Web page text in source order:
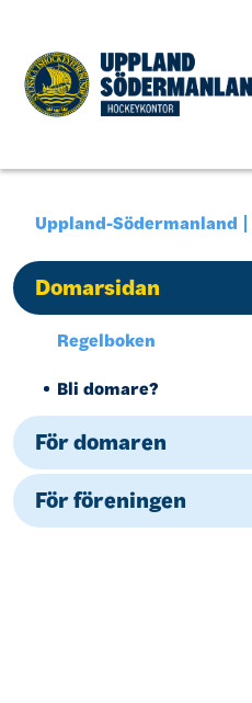
Uppland-Södermanland
Domarsidan
Regelboken
Bli domare?
För domaren
För föreningen